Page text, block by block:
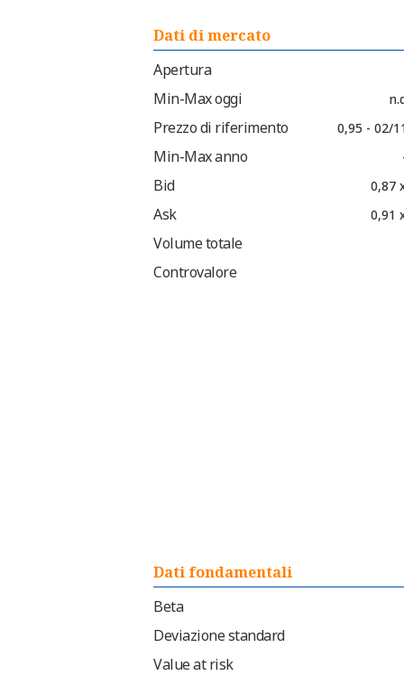
Dati di mercato
Apertura
Min-Max oggi
Prezzo di riferimento 0,95 - 02/
Min-Max anno
Bid 0,87
Ask 0,91
Volume totale
Controvalore
Dati fondamentali
Beta
Deviazione standard
Value at risk